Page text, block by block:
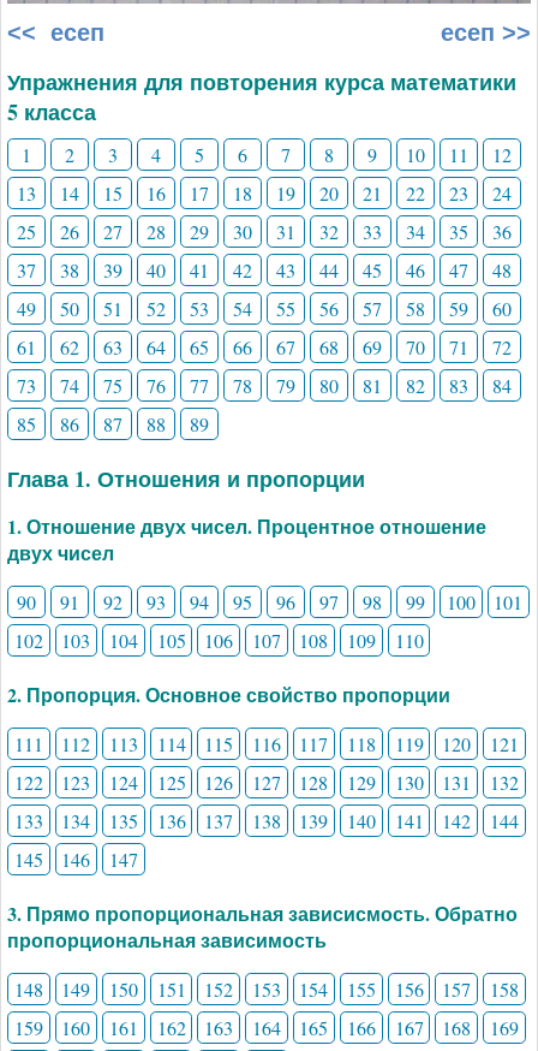
<< есеп есеп >>
Упражнения для повторения курса математики
5 класса
1 2 3 4 5 6 7 8 9 10 11
12
13
14 15 16 17 18 19 20 21 22 23
24
25
26 27 28 29 30 31 32 33 34 35
36
37
38 39 40 41 42 43 44 45 46 47
48
49
50 51 52 53 54 55 56 57 58 59
60
61
62 63 64 65 66 67 68 69 70 71
72
73
74 75 76 77 78 79 80 81 82 83
84
85
86 87 88 89
Глава 1. Отношения и пропорции
1. Отношение двух чисел. Процентное отношение
двух чисел
90 91 92 93 94 95 96 97 98 99 100
101
102
103 104 105 106 107 108 109 110
2. Пропорция. Основное свойство пропорции
111 112 113 114 115 116 117 118 119 120
121
122
123 124 125 126 127 128 129 130 131
132
133
134 135 136 137 138 139 140 141 142
144
145
146 147
3. Прямо пропорциональная зависисмость. Обратно
пропорциональная зависимость
148 149 150 151 152 153 154 155 156 157
158
159
160 161 162 163 164 165 166 167 168
169